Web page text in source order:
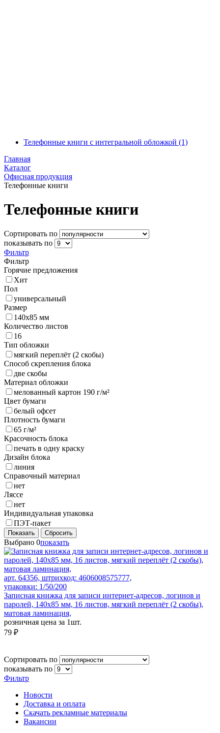
Телефонные книги с интегральной обложкой (1)
Главная
Каталог
Офисная продукция
Телефонные книги
Телефонные книги
Сортировать по
показывать по
Фильтр
Фильтр
Горячие предложения
Хит
Пол
универсальный
Размер
140х85 мм
Количество листов
16
Тип обложки
мягкий переплёт (2 скобы)
Способ скрепления блока
две скобы
Материал обложки
мелованный картон 190 г/м²
Цвет бумаги
белый офсет
Плотность бумаги
65 г/м²
Красочность блока
печать в одну краску
Дизайн блока
линия
Справочный материал
нет
Ляссе
нет
Индивидуальная упаковка
ПЭТ-пакет
Показать Сбросить
Выбрано 0показать
арт. 64356, штрихкод: 4606008575777,
упаковки: 1/50/200
Записная книжка для записи интернет-адресов, логинов и
паролей, 140х85 мм, 16 листов, мягкий переплёт (2 скобы),
матовая ламинация,
розничная цена за 1шт.
79 ₽
Сортировать по
показывать по
Фильтр
Новости
Доставка и оплата
Скачать рекламные материалы
Вакансии